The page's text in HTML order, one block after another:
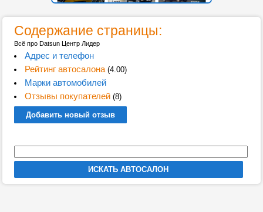
Содержание страницы:
Всё про Datsun Центр Лидер
Адрес и телефон
Рейтинг автосалона(4.00)
Марки автомобилей
Отзывы покупателей(8)
Добавить новый отзыв